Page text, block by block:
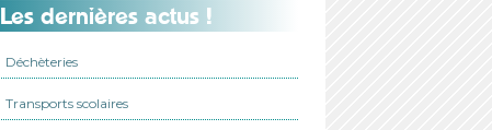
Les dernières actus !
Déchèteries
Transports scolaires